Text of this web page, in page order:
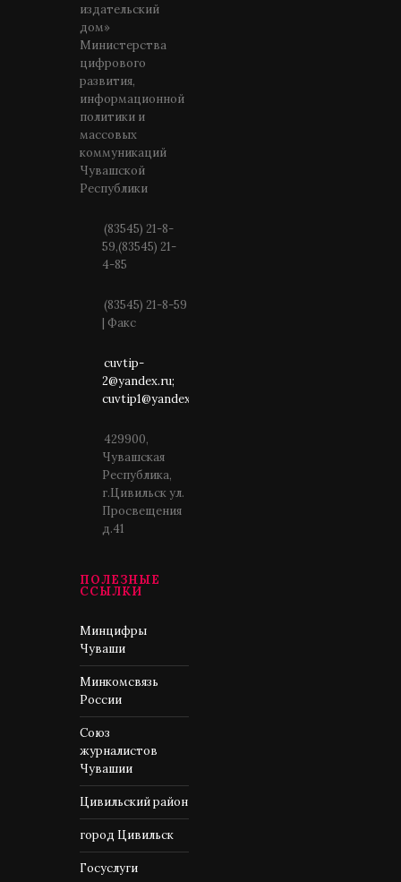
издательский
дом»
Министерства
цифрового
развития,
информационной
политики и
массовых
коммуникаций
Чувашской
Республики
(83545) 21-8-
59,(83545) 21-
4-85
(83545) 21-8-59
| Факс
cuvtip-
2@yandex.ru;
cuvtip1@yandex.ru
429900,
Чувашская
Республика,
г.Цивильск ул.
Просвещения
д.41
ПОЛЕЗНЫЕ
ССЫЛКИ
Минцифры
Чуваши
Минкомсвязь
России
Союз
журналистов
Чувашии
Цивильский район
город Цивильск
Госуслуги